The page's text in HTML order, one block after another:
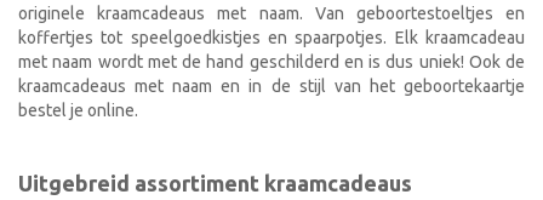
originele kraamcadeaus met naam. Van geboortestoeltjes en
koffertjes tot speelgoedkistjes en spaarpotjes. Elk kraamcadeau
met naam wordt met de hand geschilderd en is dus uniek! Ook de
kraamcadeaus met naam en in de stijl van het geboortekaartje
bestel je online.
Uitgebreid assortiment kraamcadeaus